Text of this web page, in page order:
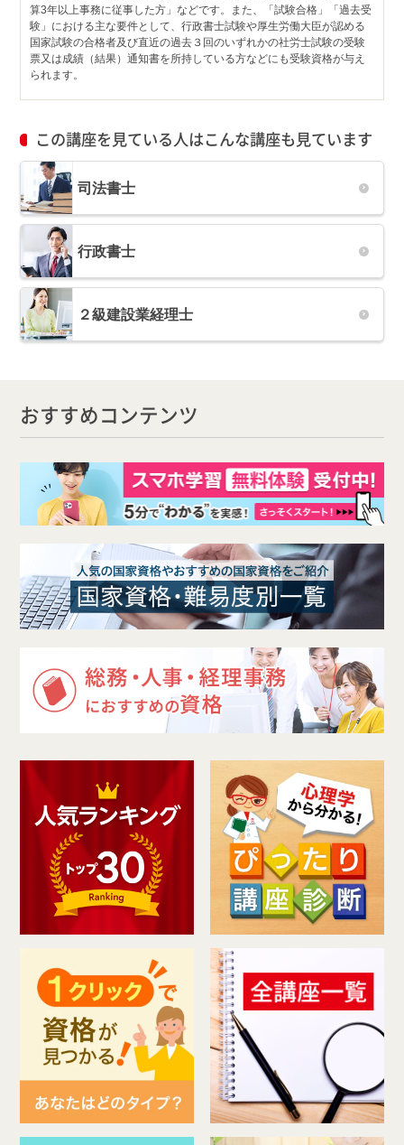
算3年以上事務に従事した方」などです。また、「試験合格」「過去受
験」における主な要件として、行政書士試験や厚生労働大臣が認める
国家試験の合格者及び直近の過去３回のいずれかの社労士試験の受験
票又は成績（結果）通知書を所持している方などにも受験資格が与え
られます。
この講座を見ている人はこんな講座も見ています
司法書士
行政書士
２級建設業経理士
おすすめコンテンツ